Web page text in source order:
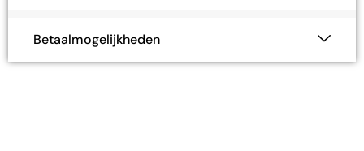
Betaalmogelijkheden